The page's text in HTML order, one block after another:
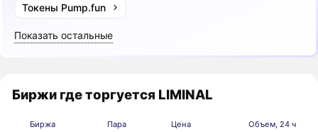
Токены Pump.fun
Показать остальные
Биржи где торгуется LIMINAL
Биржа Пара Цена Объем, 24 ч